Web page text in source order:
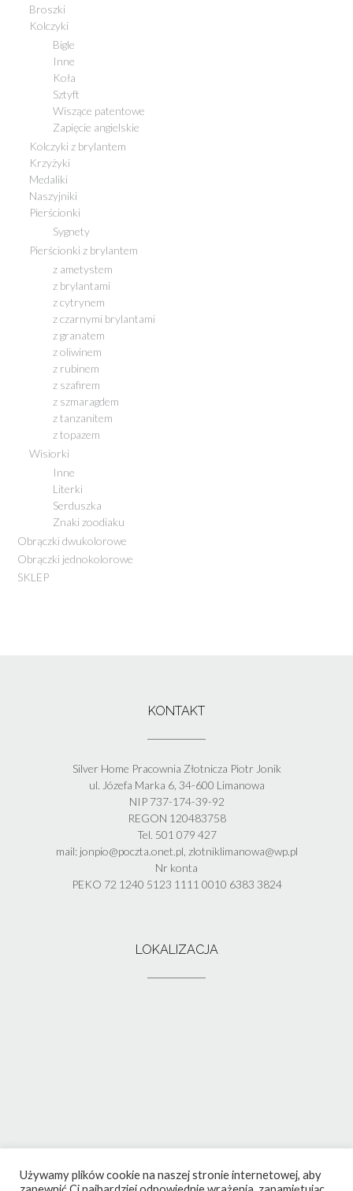
Broszki
Kolczyki
Bigle
Inne
Koła
Sztyft
Wiszące patentowe
Zapięcie angielskie
Kolczyki z brylantem
Krzyżyki
Medaliki
Naszyjniki
Pierścionki
Sygnety
Pierścionki z brylantem
z ametystem
z brylantami
z cytrynem
z czarnymi brylantami
z granatem
z oliwinem
z rubinem
z szafirem
z szmaragdem
z tanzanitem
z topazem
Wisiorki
Inne
Literki
Serduszka
Znaki zoodiaku
Obrączki dwukolorowe
Obrączki jednokolorowe
SKLEP
KONTAKT
Silver Home Pracownia Złotnicza Piotr Jonik
ul. Józefa Marka 6, 34-600 Limanowa
NIP 737-174-39-92
REGON 120483758
Tel. 501 079 427
mail: jonpio@poczta.onet.pl, zlotniklimanowa@wp.pl
Nr konta
PEKO 72 1240 5123 1111 0010 6383 3824
LOKALIZACJA
Używamy plików cookie na naszej stronie internetowej, aby